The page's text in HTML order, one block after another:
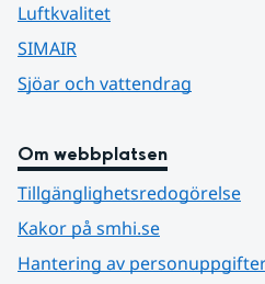
Luftkvalitet
SIMAIR
Sjöar och vattendrag
Om webbplatsen
Tillgänglighetsredogörelse
Kakor på smhi.se
Hantering av